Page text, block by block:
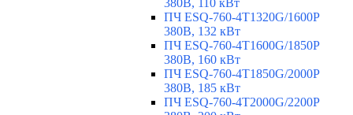
380В, 110 кВт
ПЧ ESQ-760-4T1320G/1600P
380В, 132 кВт
ПЧ ESQ-760-4T1600G/1850P
380В, 160 кВт
ПЧ ESQ-760-4T1850G/2000P
380В, 185 кВт
ПЧ ESQ-760-4T2000G/2200P